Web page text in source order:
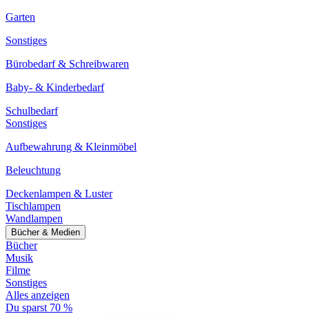
Garten
Sonstiges
Bürobedarf & Schreibwaren
Baby- & Kinderbedarf
Schulbedarf
Sonstiges
Aufbewahrung & Kleinmöbel
Beleuchtung
Deckenlampen & Luster
Tischlampen
Wandlampen
Bücher & Medien
Bücher
Musik
Filme
Sonstiges
Alles anzeigen
Du sparst 70 %